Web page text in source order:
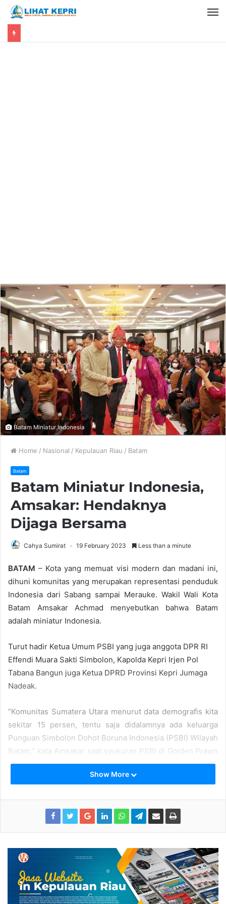
Batam Miniatur Indonesia
Home / Nasional / Kepulauan Riau / Batam
Batam
Batam Miniatur Indonesia,
Amsakar: Hendaknya
Dijaga Bersama
Cahya Sumirat 19 February 2023 Less than a minute
BATAM – Kota yang memuat visi modern dan madani ini,
dihuni komunitas yang merupakan representasi penduduk
Indonesia dari Sabang sampai Merauke. Wakil Wali Kota
Batam Amsakar Achmad menyebutkan bahwa Batam
adalah miniatur Indonesia.
Turut hadir Ketua Umum PSBI yang juga anggota DPR RI
Effendi Muara Sakti Simbolon, Kapolda Kepri Irjen Pol
Tabana Bangun juga Ketua DPRD Provinsi Kepri Jumaga
Nadeak.
“Komunitas Sumatera Utara menurut data demografis kita
sekitar 15 persen, tentu saja didalamnya ada keluarga
Punguan Simbolon Dohot Boruna Indonesia (PSBI) Wilayah
Batam,” kata Amsakar saat syukuran PSBI di Golden Prawn
C, Minggu (19/2/2023).
telah membuktikan bahwa keberagaman justru merupakan
kekuatan melejitkan pembangunan daerah.
Ada yang main biola, keyboard dan alat musik lainnya,
dimainkan bersamaan menimbulkan bunyian yang merdu
didengar,” ujarnya.
Show More